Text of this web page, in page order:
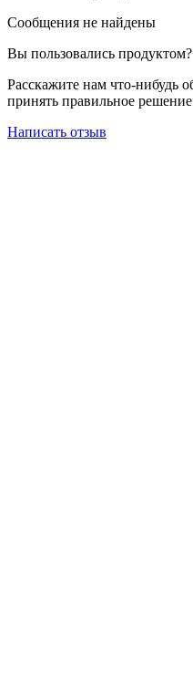
Сообщения не найдены
Вы пользовались продуктом?
Расскажите нам что-нибудь
принять правильное решение
Написать отзыв